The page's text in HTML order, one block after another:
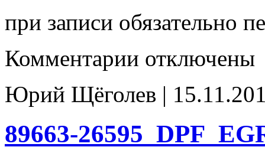
при записи обязательно
Комментарии записи
off)
отключены
Юрий Щёголев |
89663-